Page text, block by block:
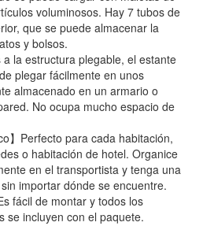
voluminosos. Hay 7 tubos de
que se puede almacenar la
y bolsos.
a la estructura plegable, el estante
plegar fácilmente en unos
almacenado en un armario o
No ocupa mucho espacio de
】Perfecto para cada habitación,
o habitación de hotel. Organice
en el transportista y tenga una
importar dónde se encuentre.
fácil de montar y todos los
se incluyen con el paquete.